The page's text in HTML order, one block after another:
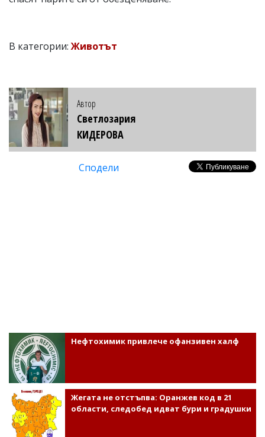
В категории:Животът
Автор
Светлозария
КИДЕРОВА
Сподели
Нефтохимик привлече офанзивен халф
Жегата не отстъпва: Оранжев код в 21
области, следобед идват бури и градушки